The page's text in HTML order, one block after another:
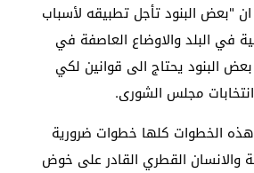
ان "بعض البنود تأجل تطبيقه لأسباب
في البلد والاوضاع العاصفة في
البنود يحتاج الى قوانين لكي
مجلس الشورى.
الخطوات كلها خطوات ضرورية
والانسان القطري القادر على خوض